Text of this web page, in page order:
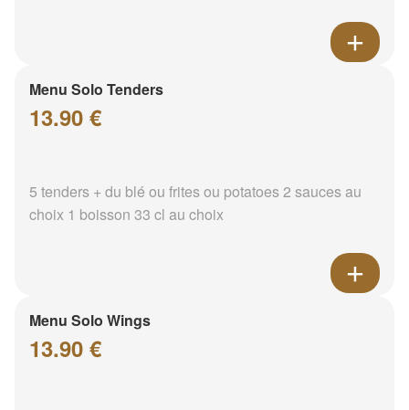
Menu Solo Tenders
13.90 €
5 tenders + du blé ou frites ou potatoes 2 sauces au
choix 1 boisson 33 cl au choix
Menu Solo Wings
13.90 €